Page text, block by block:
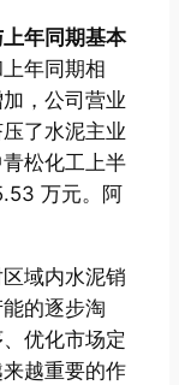
年同期基本
年同期相
，公司营业
了水泥主业
松化工上半
万元。阿
域内水泥销
的逐步淘
优化市场定
越重要的作